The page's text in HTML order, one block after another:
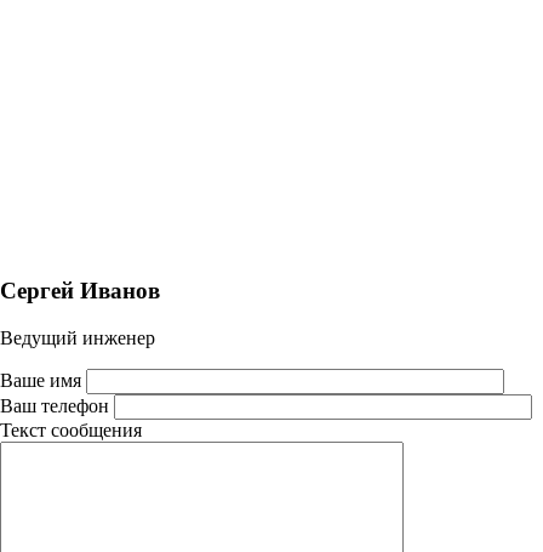
Сергей Иванов
Ведущий инженер
Ваше имя
Ваш телефон
Текст сообщения